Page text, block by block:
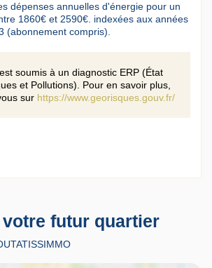
dépenses annuelles d'énergie pour un
1860€ et 2590€. indexées aux années
(abonnement compris).
soumis à un diagnostic ERP (État
et Pollutions). Pour en savoir plus,
sur https://www.georisques.gouv.fr/
futur quartier